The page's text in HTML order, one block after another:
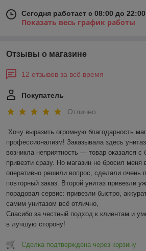
Сегодня работает с 08:00 до 22:00
Показать весь график работы
Отзывы о магазине
12 отзывов за всё время
Покупатель
Отлично
Хочу выразить огромную благодарность
профессионализм! Заказывала здесь
возникла неприятность — товар оказался с
привезти сразу. Но магазин не бросил меня
оперативно решили вопрос, сделали очень
повторный заказ. Второй унитаз привезли
порадовал сервис: привезли быстро,
самим унитазом всё отлично,
Спасибо за честный подход к клиентам и
в лучшую сторону!
Сделка подтверждена через корзину